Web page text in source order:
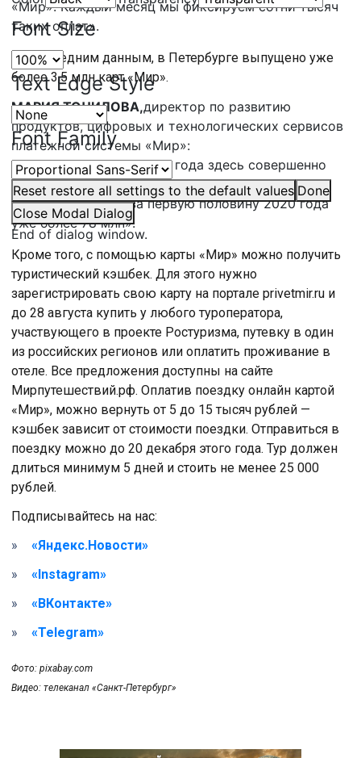
Font Size
Text Edge Style
Font Family
Reset restore all settings to the default values Done
Close Modal Dialog
End of dialog window.
«Мир». Каждый месяц мы фиксируем сотни тысяч
таких оплат».
По последним данным, в Петербурге выпущено уже
более 3,5 млн карт «Мир».
МАРИЯ ТОЧИЛОВА,директор по развитию
продуктов, цифровых и технологических сервисов
платежной системы «Мир»:
«Если за 6 месяцев 2019 года здесь совершенно
более 55 млн межбанковских транзакций по
картам «Мир», то за первую половину 2020 года
уже более 78 млн».
Кроме того, с помощью карты «Мир» можно получить
туристический кэшбек. Для этого нужно
зарегистрировать свою карту на портале privetmir.ru и
до 28 августа купить у любого туроператора,
участвующего в проекте Ростуризма, путевку в один
из российских регионов или оплатить проживание в
отеле. Все предложения доступны на сайте
Мирпутешествий.рф. Оплатив поездку онлайн картой
«Мир», можно вернуть от 5 до 15 тысяч рублей —
кэшбек зависит от стоимости поездки. Отправиться в
поездку можно до 20 декабря этого года. Тур должен
длиться минимум 5 дней и стоить не менее 25 000
рублей.
Подписывайтесь на нас:
«Яндекс.Новости»
«Instagram»
«ВКонтакте»
«Telegram»
Фото: pixabay.com
Видео: телеканал «Санкт-Петербург»